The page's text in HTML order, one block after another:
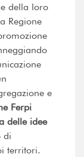
della loro
Regione
e
Ferpi
delle idee
di
territori.